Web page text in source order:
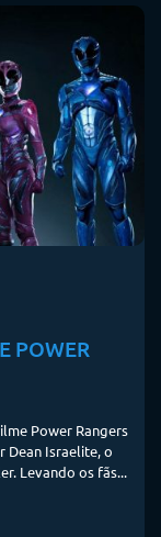
POWER
Power Rangers
Dean Israelite, o
Levando os fãs...